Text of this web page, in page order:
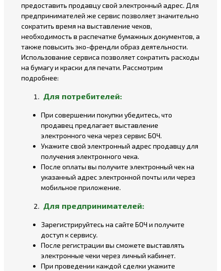
предоставить продавцу свой электронный адрес. Для
предпринимателей же сервис позволяет значительно
сократить время на выставление чеков,
необходимость в распечатке бумажных документов, а
также повысить эко-френдли образ деятельности.
Использование сервиса позволяет сократить расходы
на бумагу и краски для печати. Рассмотрим
подробнее:
Для потребителей:
При совершении покупки убедитесь, что
продавец предлагает выставление
электронного чека через сервис БОЧ.
Укажите свой электронный адрес продавцу для
получения электронного чека.
После оплаты вы получите электронный чек на
указанный адрес электронной почты или через
мобильное приложение.
Для предпринимателей:
Зарегистрируйтесь на сайте БОЧ и получите
доступ к сервису.
После регистрации вы сможете выставлять
электронные чеки через личный кабинет.
При проведении каждой сделки укажите